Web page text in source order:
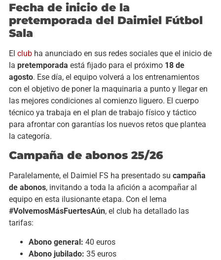
Fecha de inicio de la
pretemporada del Daimiel Fútbol
Sala
El clubha anunciado en sus redes sociales que el inicio de
la pretemporada está fijado para el próximo 18 de
agosto. Ese día, el equipo volverá a los entrenamientos
con el objetivo de poner la maquinaria a punto y llegar en
las mejores condiciones al comienzo liguero. El cuerpo
técnico ya trabaja en el plan de trabajo físico y táctico
para afrontar con garantías los nuevos retos que plantea
la categoría.
Campaña de abonos 25/26
Paralelamente, el Daimiel FS ha presentado su campaña
de abonos, invitando a toda la afición a acompañar al
equipo en esta ilusionante etapa. Con el lema
#VolvemosMásFuertesAún, el club ha detallado las
tarifas:
Abono general: 40 euros
Abono jubilado: 35 euros